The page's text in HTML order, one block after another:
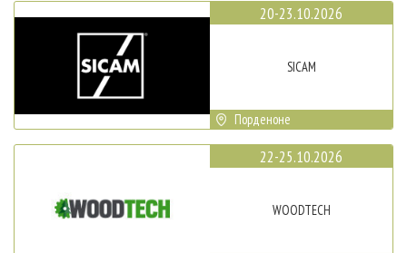
20-23.10.2026
SICAM
Порденоне
22-25.10.2026
WOODTECH